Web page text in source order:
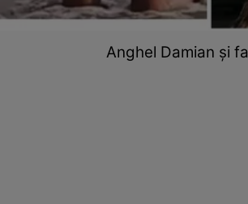
Anghel Damian și